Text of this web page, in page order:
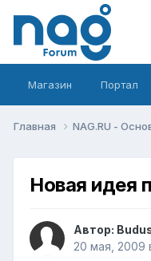
Магазин Портал
Главная NAG.RU -
Новая идея
Автор:
20 мая, 2009